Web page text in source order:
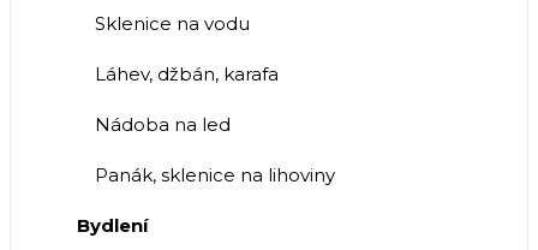
Sklenice na vodu
Láhev, džbán, karafa
Nádoba na led
Panák, sklenice na lihoviny
Bydlení